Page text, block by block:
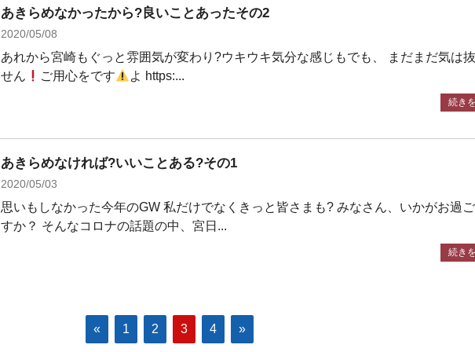
あきらめなかったから?良いことあったその2
2020/05/08
あれから宮崎もぐっと雰囲気が変わり?ウキウキ気分な感じもでも、 まだまだ気は
せん
ご用心をです よ https:...
続き
あきらめなければ?いいことある?その1
2020/05/03
思いもしなかった今年のGW 私だけでなくきっと皆さまも? みなさん、いかがお過
すか？ そんなコロナの話題の中、宮日...
続き
« 1 2 3 4 »